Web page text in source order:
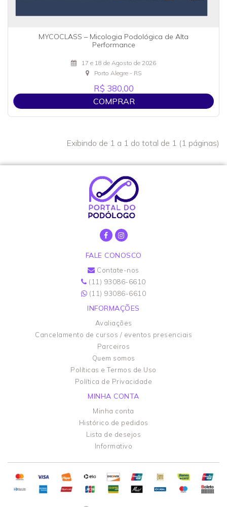
MYCOCLASS – Micologia Podológica de Alta
Performance
17 e 18 de Agosto de 2026
Porto Alegre - RS
R$ 380,00
COMPRAR
Exibindo de 1 a 1 do total de 1 (1 páginas)
FALE CONOSCO
Contate-nos
(11) 93086-6610
(11) 93086-6610
INFORMAÇÕES
Avaliações
Cancelamento de cursos / eventos presenciais
Parceiros
Quem somos
Políticas e Termos de Uso
Política de Privacidade
MINHA CONTA
Minha conta
Histórico de pedidos
Lista de desejos
Informativo